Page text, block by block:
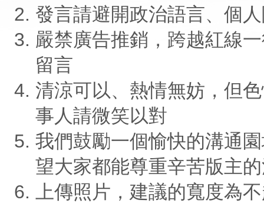
發言請避開政治語言、個
嚴禁廣告推銷，跨越紅線
留言
清涼可以、熱情無妨，但
事人請微笑以對
我們鼓勵一個愉快的溝通
望大家都能尊重辛苦版主
上傳照片，建議的寬度為